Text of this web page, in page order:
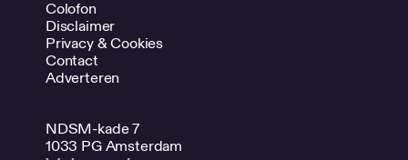
Colofon
Disclaimer
Privacy & Cookies
Contact
Adverteren
NDSM-kade 7
1033 PG Amsterdam